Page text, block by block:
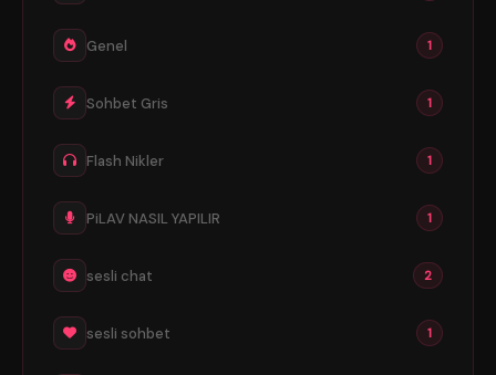
Genel 1
Sohbet Gris 1
Flash Nikler 1
PiLAV NASIL YAPILIR 1
sesli chat 2
sesli sohbet 1